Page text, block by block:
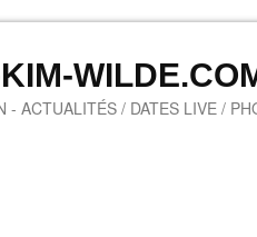
- ACTUALITÉS / DATES LIVE /